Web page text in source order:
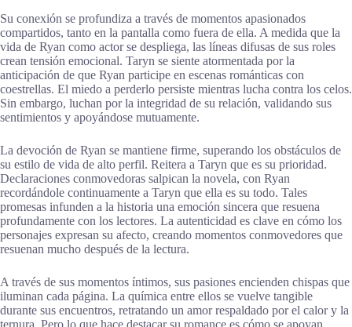
Su conexión se profundiza a través de momentos apasionados
compartidos, tanto en la pantalla como fuera de ella. A medida que la
vida de Ryan como actor se despliega, las líneas difusas de sus roles
crean tensión emocional. Taryn se siente atormentada por la
anticipación de que Ryan participe en escenas románticas con
coestrellas. El miedo a perderlo persiste mientras lucha contra los celos.
Sin embargo, luchan por la integridad de su relación, validando sus
sentimientos y apoyándose mutuamente.
La devoción de Ryan se mantiene firme, superando los obstáculos de
su estilo de vida de alto perfil. Reitera a Taryn que es su prioridad.
Declaraciones conmovedoras salpican la novela, con Ryan
recordándole continuamente a Taryn que ella es su todo. Tales
promesas infunden a la historia una emoción sincera que resuena
profundamente con los lectores. La autenticidad es clave en cómo los
personajes expresan su afecto, creando momentos conmovedores que
resuenan mucho después de la lectura.
A través de sus momentos íntimos, sus pasiones encienden chispas que
iluminan cada página. La química entre ellos se vuelve tangible
durante sus encuentros, retratando un amor respaldado por el calor y la
ternura. Pero lo que hace destacar su romance es cómo se apoyan